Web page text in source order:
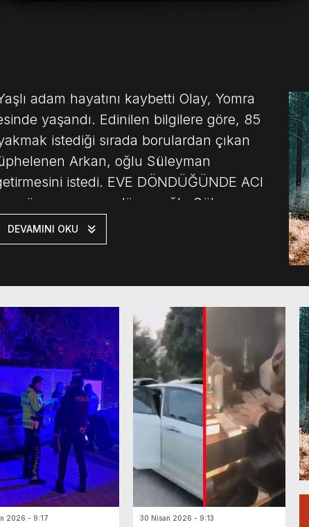
adam hayatını kaybetti Olay, Yomra
yaşandı. Edinilen bilgilere göre, 85
istediği sırada borulardan çıkan
Arkan, oğlu Süleyman
istedi. EVE DÖNDÜĞÜNDE ACI
süre sonra eve dönen oğlu Süleyman,
DEVAMINI OKU
2026 - 9:17 30 Nisan 2026 - 9:13